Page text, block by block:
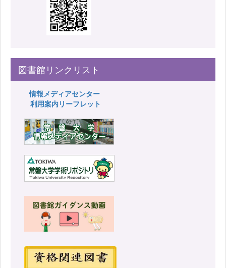
図書館リンクリスト
情報メディアセンター
利用案内リーフレット